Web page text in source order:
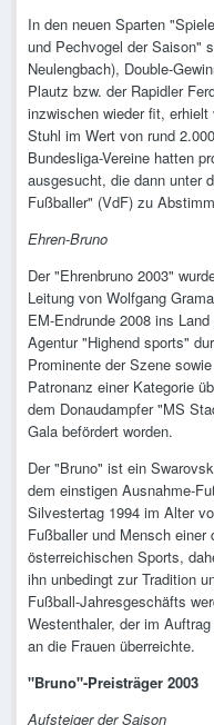
In den neuen Sparten
und Pechvogel der Saison"
Neulengbach), Double-
Plautz bzw. der Rapidler
inzwischen wieder fit,
Stuhl im Wert von rund
Bundesliga-Vereine hatten
ausgesucht, die dann unter
Fußballer" (VdF) zu
Ehren-Bruno
Der "Ehrenbruno 2003"
Leitung von Wolfgang
EM-Endrunde 2008 ins
Agentur "Highend sports"
Prominente der Szene
Patronanz einer Kategorie
dem Donaudampfer "MS
Gala befördert worden.
Der "Bruno" ist ein
dem einstigen Ausnahme-
Silvestertag 1994 im Alter
Fußballer und Mensch einer
österreichischen Sports,
ihn unbedingt zur Tradition
Fußball-Jahresgeschäfts
Westenthaler, der im
an die Frauen überreichte.
"Bruno"-Preisträger 2003
Aufsteiger der Saison